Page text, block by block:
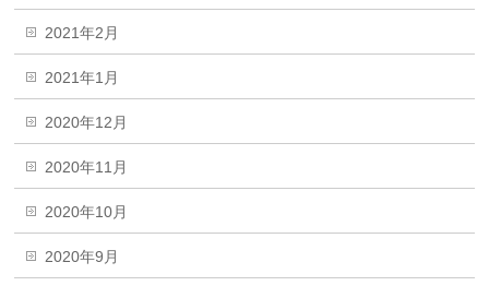
2021年2月
2021年1月
2020年12月
2020年11月
2020年10月
2020年9月